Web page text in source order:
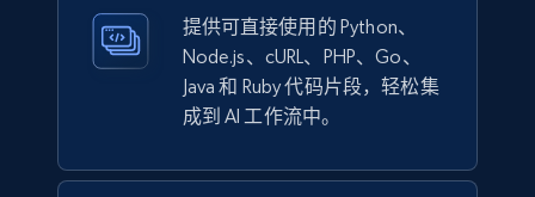
eCommerce
162+
提供可直接使用的 Python、
Node.js、cURL、PHP、Go、
Java 和 Ruby 代码片段，轻松集
成到 AI 工作流中。